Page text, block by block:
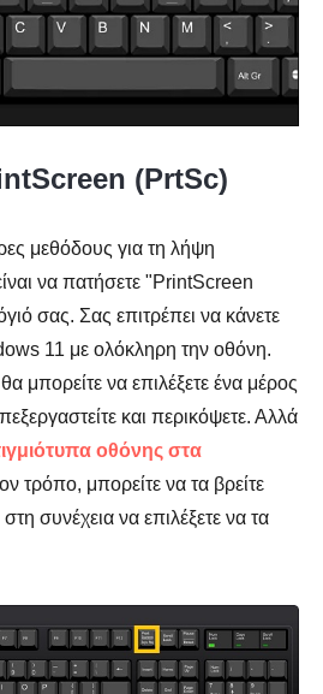
(PrtSc)
μεθόδους για τη λήψη
να πατήσετε "PrintScreen
σας. Σας επιτρέπει να κάνετε
11 με ολόκληρη την οθόνη.
μπορείτε να επιλέξετε ένα μέρος
και περικόψετε. Αλλά
οθόνης στα
τρόπο, μπορείτε να τα βρείτε
συνέχεια να επιλέξετε να τα